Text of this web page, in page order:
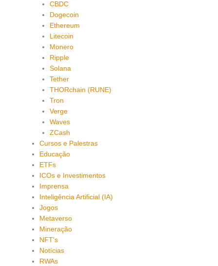
CBDC
Dogecoin
Ethereum
Litecoin
Monero
Ripple
Solana
Tether
THORchain (RUNE)
Tron
Verge
Waves
ZCash
Cursos e Palestras
Educação
ETFs
ICOs e Investimentos
Imprensa
Inteligência Artificial (IA)
Jogos
Metaverso
Mineração
NFT's
Notícias
RWAs